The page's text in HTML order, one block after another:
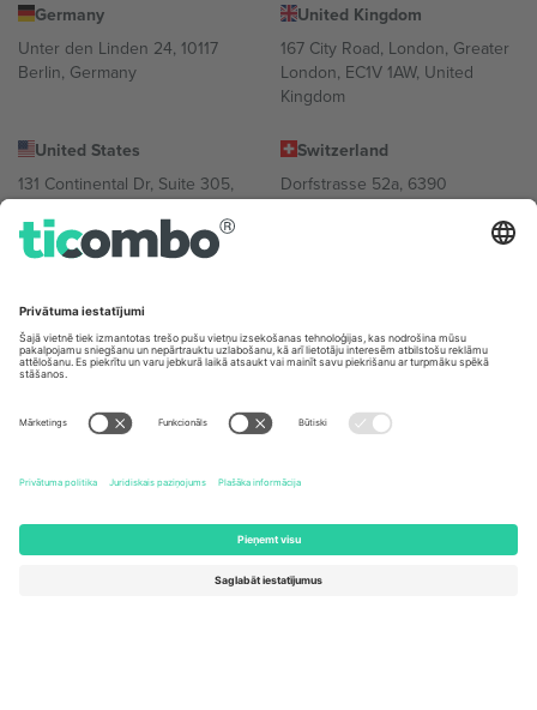
Germany
Unter den Linden 24, 10117
Berlin, Germany
United Kingdom
167 City Road, London, Greater
London, EC1V 1AW, United
Kingdom
United States
131 Continental Dr, Suite 305,
Newark, Delaware 19713, United
States
Switzerland
Dorfstrasse 52a, 6390
Engelberg, Switzerland
Regus Sofia City West, bul
Totleben 53-55, 1606 Sofia,
Bulgaria
Building A1, Office 302, Dubai,
United Arab Emirates
Mexico
Norte, Cuauhtémoc, 06700
Mexico
no atrašanās vietas, notikuma un/vai domēna. Lai iegūtu detalizētu